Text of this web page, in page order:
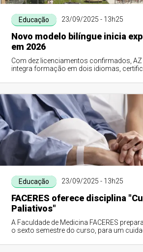
Educação 23/09/2025 - 13h25
Novo modelo bilíngue inicia
em 2026
Com dez licenciamentos confirmados, AZ
integra formação em dois idiomas,
Educação 23/09/2025 - 13h25
FACERES oferece disciplina
Paliativos"
A Faculdade de Medicina FACERES
o sexto semestre do curso, para um